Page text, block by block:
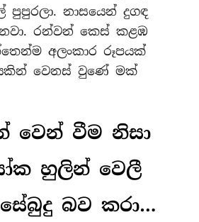
පුපුරලා. නාසයෙන් දුගඳ
රන්වන් කෙස් කළඹ
අලංකාර රූපයක්
වෙනස් වුණේ මක්
වෙන් වීම නිසා
හුලින් වෙලී
බව කරා…